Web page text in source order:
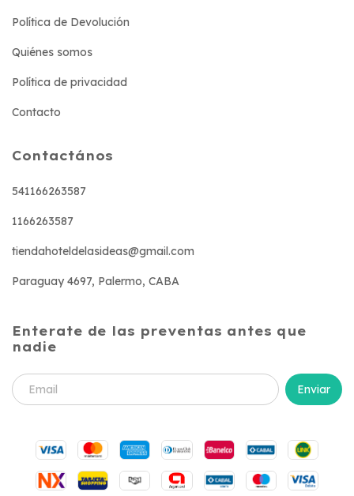
Política de Devolución
Quiénes somos
Política de privacidad
Contacto
Contactános
541166263587
1166263587
tiendahoteldelasideas@gmail.com
Paraguay 4697, Palermo, CABA
Enterate de las preventas antes que
nadie